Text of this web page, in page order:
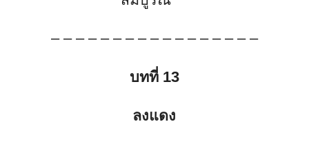
– – – – – – – – – – – – – – – – –
บทที่ 13
ลงแดง